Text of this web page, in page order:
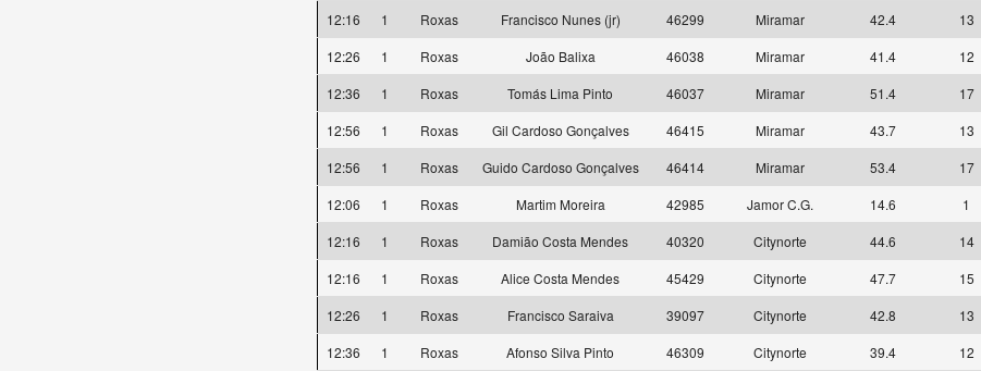
12:16
1 Roxas Francisco Nunes (jr) 46299 Miramar 42.4 13
12:26
1 Roxas João Balixa 46038 Miramar 41.4 12
12:36
1 Roxas Tomás Lima Pinto 46037 Miramar 51.4 17
12:56
1 Roxas Gil Cardoso Gonçalves 46415 Miramar 43.7 13
12:56
1 Roxas Guido Cardoso Gonçalves 46414 Miramar 53.4 17
12:06
1 Roxas Martim Moreira 42985 Jamor C.G. 14.6 1
12:16
1 Roxas Damião Costa Mendes 40320 Citynorte 44.6 14
12:16
1 Roxas Alice Costa Mendes 45429 Citynorte 47.7 15
12:26
1 Roxas Francisco Saraiva 39097 Citynorte 42.8 13
12:36
1 Roxas Afonso Silva Pinto 46309 Citynorte 39.4 12